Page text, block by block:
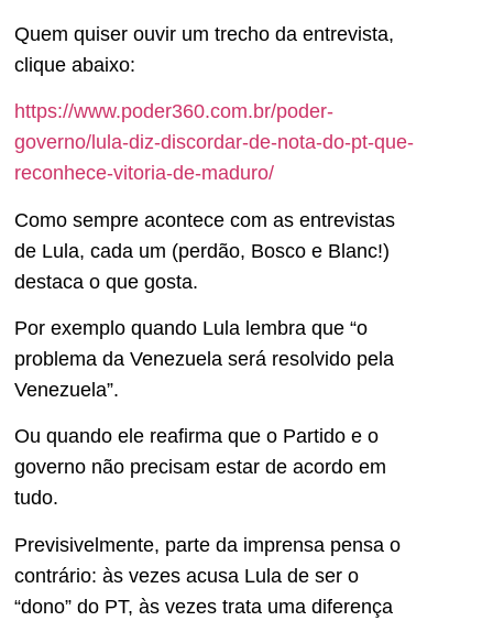
Quem quiser ouvir um trecho da entrevista,
clique abaixo:
https://www.poder360.com.br/poder-
governo/lula-diz-discordar-de-nota-do-pt-que-
reconhece-vitoria-de-maduro/
Como sempre acontece com as entrevistas
de Lula, cada um (perdão, Bosco e Blanc!)
destaca o que gosta.
Por exemplo quando Lula lembra que “o
problema da Venezuela será resolvido pela
Venezuela”.
Ou quando ele reafirma que o Partido e o
governo não precisam estar de acordo em
tudo.
Previsivelmente, parte da imprensa pensa o
contrário: às vezes acusa Lula de ser o
“dono” do PT, às vezes trata uma diferença